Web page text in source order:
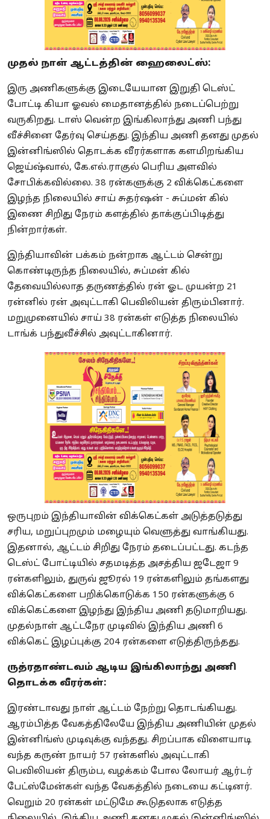
முதல் நாள் ஆட்டத்தின் ஹைலைட்ஸ்:
இரு அணிகளுக்கு இடையேயான இறுதி டெஸ்ட்
போட்டி கியா ஓவல் மைதானத்தில் நடைப்பெற்று
வருகிறது. டாஸ் வென்ற இங்கிலாந்து அணி பந்து
வீச்சினை தேர்வு செய்தது. இந்திய அணி தனது முதல்
இன்னிங்ஸில் தொடக்க வீரர்களாக களமிறங்கிய
ஜெய்ஷ்வால், கே.எல்.ராகுல் பெரிய அளவில்
சோபிக்கவில்லை. 38 ரன்களுக்கு 2 விக்கெட்களை
இழந்த நிலையில் சாய் சுதர்ஷன் - சுப்மன் கில்
இணை சிறிது நேரம் களத்தில் தாக்குப்பிடித்து
நின்றார்கள்.
இந்தியாவின் பக்கம் நன்றாக ஆட்டம் சென்று
கொண்டிருந்த நிலையில், சுப்மன் கில்
தேவையில்லாத தருணத்தில் ரன் ஓட முயன்ற 21
ரன்னில் ரன் அவுட்டாகி பெவிலியன் திரும்பினார்.
மறுமுனையில் சாய் 38 ரன்கள் எடுத்த நிலையில்
டாங்க் பந்துவீச்சில் அவுட்டாகினார்.
ஒருபுறம் இந்தியாவின் விக்கெட்கள் அடுத்தடுத்து
சரிய, மறுப்புறமும் மழையும் வெளுத்து வாங்கியது.
இதனால், ஆட்டம் சிறிது நேரம் தடைப்பட்டது. கடந்த
டெஸ்ட் போட்டியில் சதமடித்த அசத்திய ஜடேஜா 9
ரன்களிலும், துருவ் ஜூரல் 19 ரன்களிலும் தங்களது
விக்கெட்களை பறிக்கொடுக்க 150 ரன்களுக்கு 6
விக்கெட்களை இழந்து இந்திய அணி தடுமாறியது.
முதல்நாள் ஆட்டநேர முடிவில் இந்திய அணி 6
விக்கெட் இழப்புக்கு 204 ரன்களை எடுத்திருந்தது.
ருத்ரதாண்டவம் ஆடிய இங்கிலாந்து அணி
தொடக்க வீரர்கள்:
இரண்டாவது நாள் ஆட்டம் நேற்று தொடங்கியது.
ஆரம்பித்த வேகத்திலேயே இந்திய அணியின் முதல்
இன்னிங்ஸ் முடிவுக்கு வந்தது. சிறப்பாக விளையாடி
வந்த கருண் நாயர் 57 ரன்களில் அவுட்டாகி
பெவிலியன் திரும்ப, வழக்கம் போல லோயர் ஆர்டர்
பேட்ஸ்மேன்கள் வந்த வேகத்தில் நடையை கட்டினர்.
வெறும் 20 ரன்கள் மட்டுமே கூடுதலாக எடுத்த